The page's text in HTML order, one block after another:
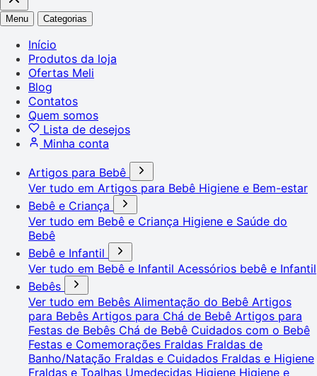
Menu Categorias
Início
Produtos da loja
Ofertas Meli
Blog
Contatos
Quem somos
Lista de desejos
Minha conta
Artigos para Bebê
Ver tudo em Artigos para Bebê Higiene e Bem-estar
Bebê e Criança
Ver tudo em Bebê e Criança Higiene e Saúde do
Bebê
Bebê e Infantil
Ver tudo em Bebê e Infantil Acessórios bebê e Infantil
Bebês
Ver tudo em Bebês Alimentação do Bebê Artigos
para Bebês Artigos para Chá de Bebê Artigos para
Festas de Bebês Chá de Bebê Cuidados com o Bebê
Festas e Comemorações Fraldas Fraldas de
Banho/Natação Fraldas e Cuidados Fraldas e Higiene
Fraldas e Toalhas Umedecidas Higiene Higiene e